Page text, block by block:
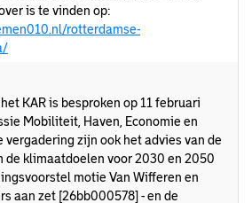
is te vinden op:
rotterdamse-
KAR is besproken op 11 februari
Mobiliteit, Haven, Economie en
vergadering zijn ook het advies van de
de klimaatdoelen voor 2030 en 2050
motie Van Wifferen en
aan zet [26bb000578] - en de